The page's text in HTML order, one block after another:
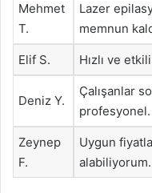
Mehmet
T.
Lazer
memnun
Elif S. Hızlı ve
Deniz Y.
Çalışanlar
profesyonel.
Zeynep
F.
Uygun
alabiliyorum.